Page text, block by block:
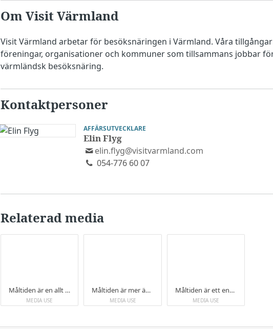
Om Visit Värmland
Visit Värmland arbetar för besöksnäringen i Värmland. Våra
föreningar, organisationer och kommuner som tillsammans jobbar
värmländsk besöksnäring.
Kontaktpersoner
AFFÄRSUTVECKLARE
Elin Flyg
elin.flyg@visitvarmland.com
054-776 60 07
Relaterad media
Måltiden är en allt viktigare del av reseupplevelsen.
MEDIA USE
Måltiden är mer än bara mat på restaurang, det handlar även om att skapa autentiska upplevelser som en del av andra upplevelser.
MEDIA USE
Måltiden är ett enkelt sätt att få en autentisk upplevelse på sin resa, något som efterfrågas allt mer.
MEDIA USE